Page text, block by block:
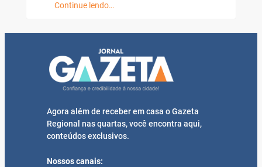
Continue lendo…
Agora além de receber em casa o Gazeta
Regional nas quartas, você encontra aqui,
conteúdos exclusivos.
Nossos canais: